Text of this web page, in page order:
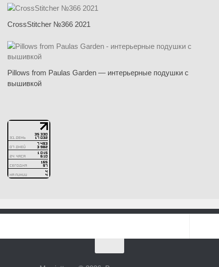
CrossStitcher №366 2021
Pillows from Paulas Garden — интерьерные подушки с
вышивкой